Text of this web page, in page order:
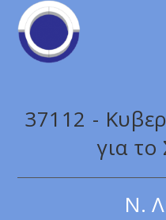
37112 -
για το
Ν.